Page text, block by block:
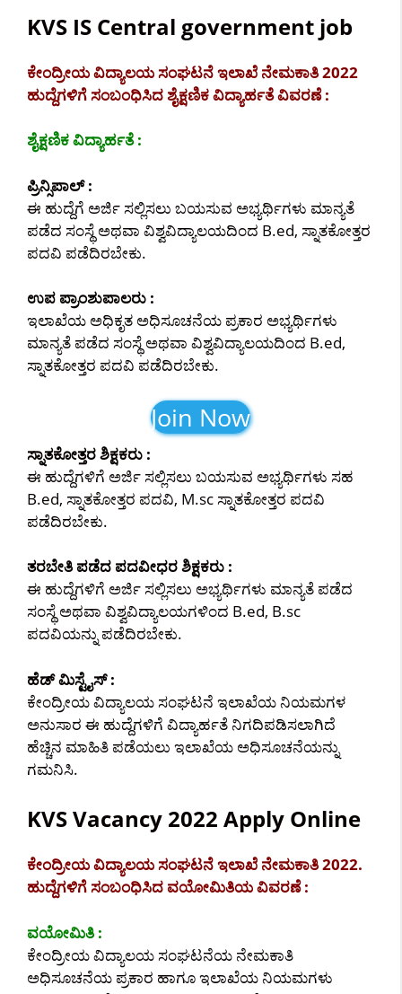
KVS IS Central government job
ಕೇಂದ್ರೀಯ ವಿದ್ಯಾಲಯ ಸಂಘಟನೆ ಇಲಾಖೆ ನೇಮಕಾತಿ 2022
ಹುದ್ದೆಗಳಿಗೆ ಸಂಬಂಧಿಸಿದ ಶೈಕ್ಷಣಿಕ ವಿದ್ಯಾರ್ಹತೆ ವಿವರಣೆ :
ಶೈಕ್ಷಣಿಕ ವಿದ್ಯಾರ್ಹತೆ :
ಪ್ರಿನ್ಸಿಪಾಲ್ :
ಈ ಹುದ್ದೆಗೆ ಅರ್ಜಿ ಸಲ್ಲಿಸಲು ಬಯಸುವ ಅಭ್ಯರ್ಥಿಗಳು ಮಾನ್ಯತೆ
ಪಡೆದ ಸಂಸ್ಥೆ ಅಥವಾ ವಿಶ್ವವಿದ್ಯಾಲಯದಿಂದ B.ed, ಸ್ನಾತಕೋತ್ತರ
ಪದವಿ ಪಡೆದಿರಬೇಕು.
ಉಪ ಪ್ರಾಂಶುಪಾಲರು :
ಇಲಾಖೆಯ ಅಧಿಕೃತ ಅಧಿಸೂಚನೆಯ ಪ್ರಕಾರ ಅಭ್ಯರ್ಥಿಗಳು
ಮಾನ್ಯತೆ ಪಡೆದ ಸಂಸ್ಥೆ ಅಥವಾ ವಿಶ್ವವಿದ್ಯಾಲಯದಿಂದ B.ed,
ಸ್ನಾತಕೋತ್ತರ ಪದವಿ ಪಡೆದಿರಬೇಕು.
Join Now
ಸ್ನಾತಕೋತ್ತರ ಶಿಕ್ಷಕರು :
ಈ ಹುದ್ದೆಗಳಿಗೆ ಅರ್ಜಿ ಸಲ್ಲಿಸಲು ಬಯಸುವ ಅಭ್ಯರ್ಥಿಗಳು ಸಹ
B.ed, ಸ್ನಾತಕೋತ್ತರ ಪದವಿ, M.sc ಸ್ನಾತಕೋತ್ತರ ಪದವಿ
ಪಡೆದಿರಬೇಕು.
ತರಬೇತಿ ಪಡೆದ ಪದವೀಧರ ಶಿಕ್ಷಕರು :
ಈ ಹುದ್ದೆಗಳಿಗೆ ಅರ್ಜಿ ಸಲ್ಲಿಸಲು ಅಭ್ಯರ್ಥಿಗಳು ಮಾನ್ಯತೆ ಪಡೆದ
ಸಂಸ್ಥೆ ಅಥವಾ ವಿಶ್ವವಿದ್ಯಾಲಯಗಳಿಂದ B.ed, B.sc
ಪದವಿಯನ್ನು ಪಡೆದಿರಬೇಕು.
ಹೆಡ್ ಮಿಸ್ಟೈಸ್ :
ಕೇಂದ್ರೀಯ ವಿದ್ಯಾಲಯ ಸಂಘಟನೆ ಇಲಾಖೆಯ ನಿಯಮಗಳ
ಅನುಸಾರ ಈ ಹುದ್ದೆಗಳಿಗೆ ವಿದ್ಯಾರ್ಹತೆ ನಿಗದಿಪಡಿಸಲಾಗಿದೆ
ಹೆಚ್ಚಿನ ಮಾಹಿತಿ ಪಡೆಯಲು ಇಲಾಖೆಯ ಅಧಿಸೂಚನೆಯನ್ನು
ಗಮನಿಸಿ.
KVS Vacancy 2022 Apply Online
ಕೇಂದ್ರೀಯ ವಿದ್ಯಾಲಯ ಸಂಘಟನೆ ಇಲಾಖೆ ನೇಮಕಾತಿ 2022.
ಹುದ್ದೆಗಳಿಗೆ ಸಂಬಂಧಿಸಿದ ವಯೋಮಿತಿಯ ವಿವರಣೆ :
ವಯೋಮಿತಿ :
ಕೇಂದ್ರೀಯ ವಿದ್ಯಾಲಯ ಸಂಘಟನೆಯ ನೇಮಕಾತಿ
ಅಧಿಸೂಚನೆಯ ಪ್ರಕಾರ ಹಾಗೂ ಇಲಾಖೆಯ ನಿಯಮಗಳು